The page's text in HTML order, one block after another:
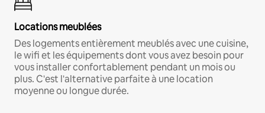
Locations meublées
Des logements entièrement meublés avec une cuisine,
le wifi et les équipements dont vous avez besoin pour
vous installer confortablement pendant un mois ou
plus. C'est l'alternative parfaite à une location
moyenne ou longue durée.